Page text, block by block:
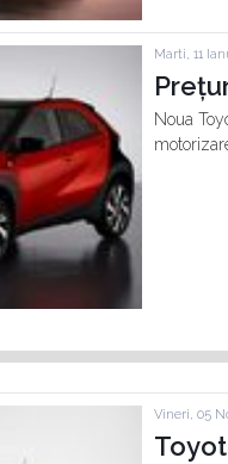
Marti, 11
Noua
Vineri, 05